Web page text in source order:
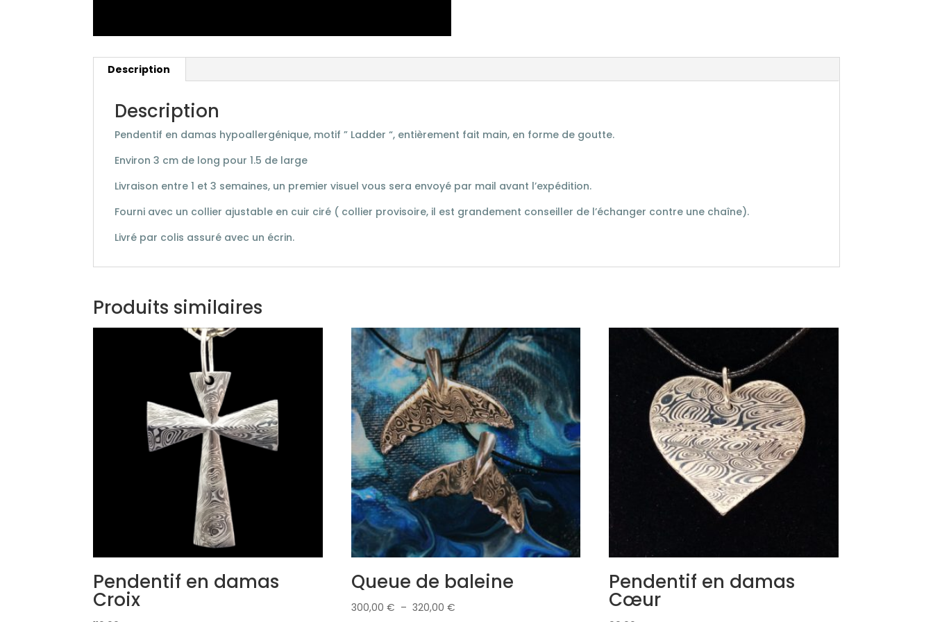
Description
Description
Pendentif en damas hypoallergénique, motif ” Ladder “, entièrement fait main, en forme de goutte.
Environ 3 cm de long pour 1.5 de large
Livraison entre 1 et 3 semaines, un premier visuel vous sera envoyé par mail avant l’expédition.
Fourni avec un collier ajustable en cuir ciré ( collier provisoire, il est grandement conseiller de l’échanger contre une chaîne).
Livré par colis assuré avec un écrin.
Produits similaires
Pendentif en damas
Croix
Queue de baleine
300,00 € – 320,00 €Plage
Pendentif en damas
Cœur